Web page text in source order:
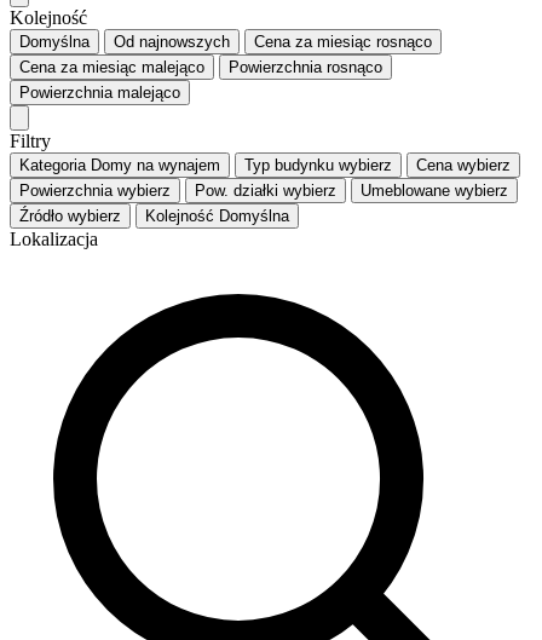
Kolejność
Domyślna Od najnowszych Cena za miesiąc rosnąco
Cena za miesiąc malejąco Powierzchnia rosnąco
Powierzchnia malejąco
Filtry
Kategoria Domy na wynajem Typ budynku wybierz Cena wybierz
Powierzchnia wybierz Pow. działki wybierz Umeblowane wybierz
Źródło wybierz Kolejność Domyślna
Lokalizacja